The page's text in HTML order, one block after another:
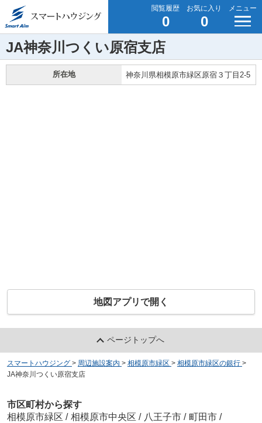
閲覧履歴
0
お気に入り
0
メニュー
JA神奈川つくい原宿支店
所在地 神奈川県相模原市緑区原宿３丁目2-5
地図アプリで開く
ページトップへ
スマートハウジング > 周辺施設案内 > 相模原市緑区 > 相模原市緑区の銀行 >
JA神奈川つくい原宿支店
市区町村から探す
相模原市緑区 / 相模原市中央区 / 八王子市 / 町田市 /